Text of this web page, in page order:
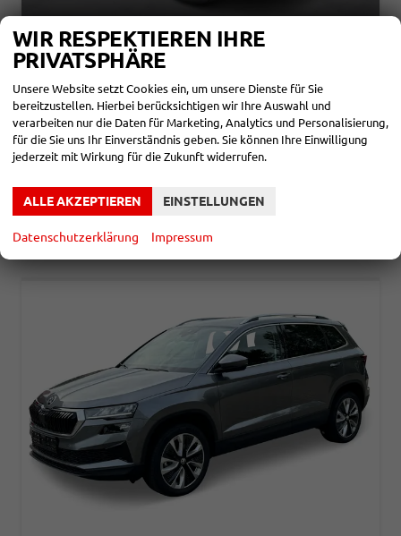
SKODA KAROQ
SELECTION 1.5 TSI 150PS/110KW DSG 2027
unverbindliche Lieferzeit: Ca. 10-12 Wochen Neuwagen
Fahrzeugnr. 866643 Getriebe
Doppelkupplungsgetriebe (DSG)
Kraftstoff Benzin Leistung 110 kW (150 PS)
30.522,– €
Verbrauch kombiniert:
6,10 l/100km
CO -Klasse:E
CO2-Emissionen:138,00 g/km
WIR RESPEKTIEREN IHRE
PRIVATSPHÄRE
Unsere Website setzt Cookies ein, um unsere Dienste für Sie
bereitzustellen. Hierbei berücksichtigen wir Ihre Auswahl und
verarbeiten nur die Daten für Marketing, Analytics und Personalisierung,
für die Sie uns Ihr Einverständnis geben. Sie können Ihre Einwilligung
jederzeit mit Wirkung für die Zukunft widerrufen.
ALLE AKZEPTIEREN EINSTELLUNGEN
Datenschutzerklärung Impressum